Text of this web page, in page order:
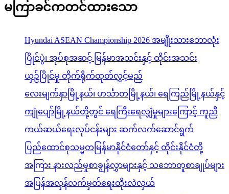
မကြာခင်ကတင်ထားသော
Hyundai ASEAN Championship 2026 အမျိုးသားဘောလုံး
ပြိုင်ပွဲ၊ အုပ်စုအဆင့် မြန်မာအသင်းနှင့် ထိုင်းအသင်း
ယှဉ်ပြိုင်မှု တိုက်ရိုက်ထုတ်လွှင့်မည်
လေးမျက်နှာမြို့နယ်၊ ဟင်္သာတမြို့နယ်၊ ရေကြည်မြို့နယ်နှင့်
ကျုံပျော်မြို့နယ်တို့တွင် ရေကြီးရေလျှံမှုများကြောင့် ကူညီ
ကယ်ဆယ်ရေးလုပ်ငန်းများ ဆက်လက်ဆောင်ရွက်
ပြည်ထောင်စုသမ္မတမြန်မာနိုင်ငံတော်နှင့် ထိုင်းနိုင်ငံတို့
အကြား နားလည်မှုစာချွန်လွှာများနှင့် သဘောတူစာချုပ်များ
အပြန်အလှန်လက်မှတ်ရေးထိုးလဲလှယ်